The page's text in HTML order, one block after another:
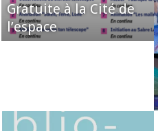
Gratuite à la Cité de
l’espace